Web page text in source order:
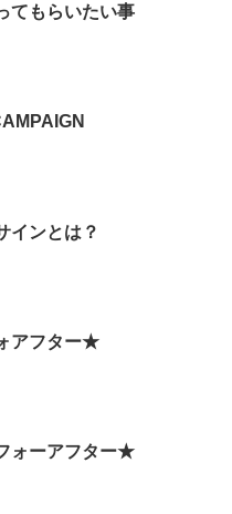
てもらいたい事
インとは？
アフター★
ォーアフター★